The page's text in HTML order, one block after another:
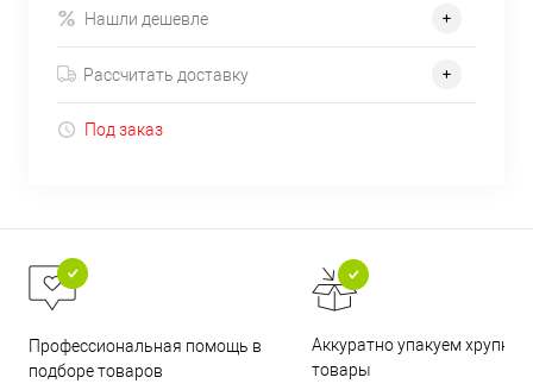
Нашли дешевле
Рассчитать доставку
Под заказ
Профессиональная помощь в
подборе товаров
Аккуратно упакуем хрупкие
товары